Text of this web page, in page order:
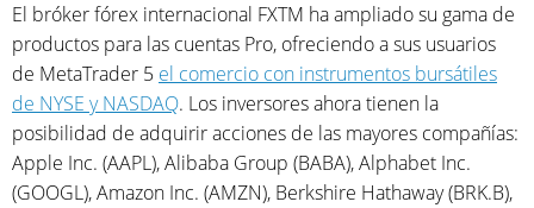
El bróker fórex internacional FXTM ha ampliado su gama de
productos para las cuentas Pro, ofreciendo a sus usuarios
de MetaTrader 5 el comercio con instrumentos bursátiles
de NYSE y NASDAQ. Los inversores ahora tienen la
posibilidad de adquirir acciones de las mayores compañías:
Apple Inc. (AAPL), Alibaba Group (BABA), Alphabet Inc.
(GOOGL), Amazon Inc. (AMZN), Berkshire Hathaway (BRK.B),